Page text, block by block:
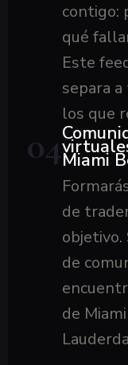
contigo:
qué
Este
separa
los que
04Miami
de
objetivo.
de
de